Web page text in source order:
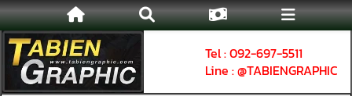
Tel : 092-697-5511
Line : @TABIENGRAPHIC